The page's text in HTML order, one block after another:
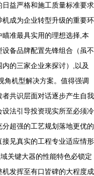
益严格和施工质量标准要求
成为企业转型升级的重要环
准最具实用的理想选择,本
备品牌配置先锋组合（虽不
的三家企业来探讨）,以及
角机型解决方案。值得强调
共识层面对话逐步产生自我
法引导投资现实所至必须冷
超强的工艺规划落地更优的
见真实的工程专业适应情形
关键大器的性能特色必锁定
发挥至有口皆碑的大程度成